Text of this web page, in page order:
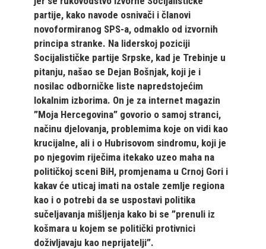
partije, kako navode osnivači i članovi
novoformiranog SPS-a, odmaklo od izvornih
principa stranke. Na liderskoj poziciji
Socijalističke partije Srpske, kad je Trebinje u
pitanju, našao se Dejan Bošnjak, koji je i
nosilac odborničke liste napredstojećim
lokalnim izborima. On je za internet magazin
”Moja Hercegovina” govorio o samoj stranci,
načinu djelovanja, problemima koje on vidi kao
krucijalne, ali i o Hubrisovom sindromu, koji je
po njegovim riječima itekako uzeo maha na
političkoj sceni BiH, promjenama u Crnoj Gori i
kakav će uticaj imati na ostale zemlje regiona
kao i o potrebi da se uspostavi politika
sučeljavanja mišljenja kako bi se ”prenuli iz
košmara u kojem se politički protivnici
doživljavaju kao neprijatelji”.